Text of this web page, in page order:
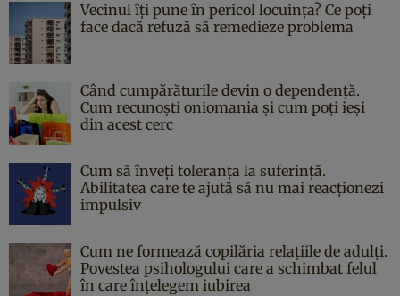
Vecinul îți pune în pericol locuința? Ce poți
face dacă refuză să remedieze problema
Când cumpărăturile devin o dependență.
Cum recunoști oniomania și cum poți ieși
din acest cerc
Cum să înveți toleranța la suferință.
Abilitatea care te ajută să nu mai reacționezi
impulsiv
Cum ne formează copilăria relațiile de adulți.
Povestea psihologului care a schimbat felul
în care înțelegem iubirea